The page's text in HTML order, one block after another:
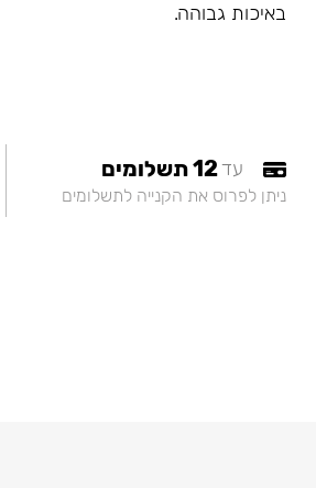
באיכות גבוהה.
עד12 תשלומים
ניתן לפרוס את הקנייה לתשלומים